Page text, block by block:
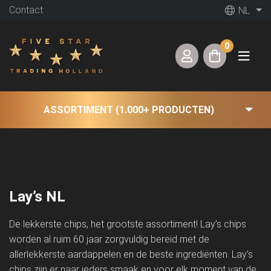
Contact NL
0
ASSORTIMENT (1.000+ PRODUCTEN)
Lay’s NL
De lekkerste chips, het grootste assortiment! Lay’s chips
worden al ruim 60 jaar zorgvuldig bereid met de
allerlekkerste aardappelen en de beste ingrediënten. Lay’s